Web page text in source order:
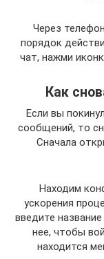
Через
порядок
чат, нажми
Как
Если вы
сообщений, то
Сначала
Находим
ускорения
введите
нее, чтобы
находится